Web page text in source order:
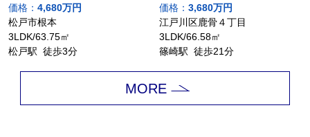
価格： 4,680万円
松戸市根本
3LDK/63.75㎡
松戸駅 徒歩3分
価格： 3,680万円
江戸川区鹿骨４丁目
3LDK/66.58㎡
篠崎駅 徒歩21分
MORE